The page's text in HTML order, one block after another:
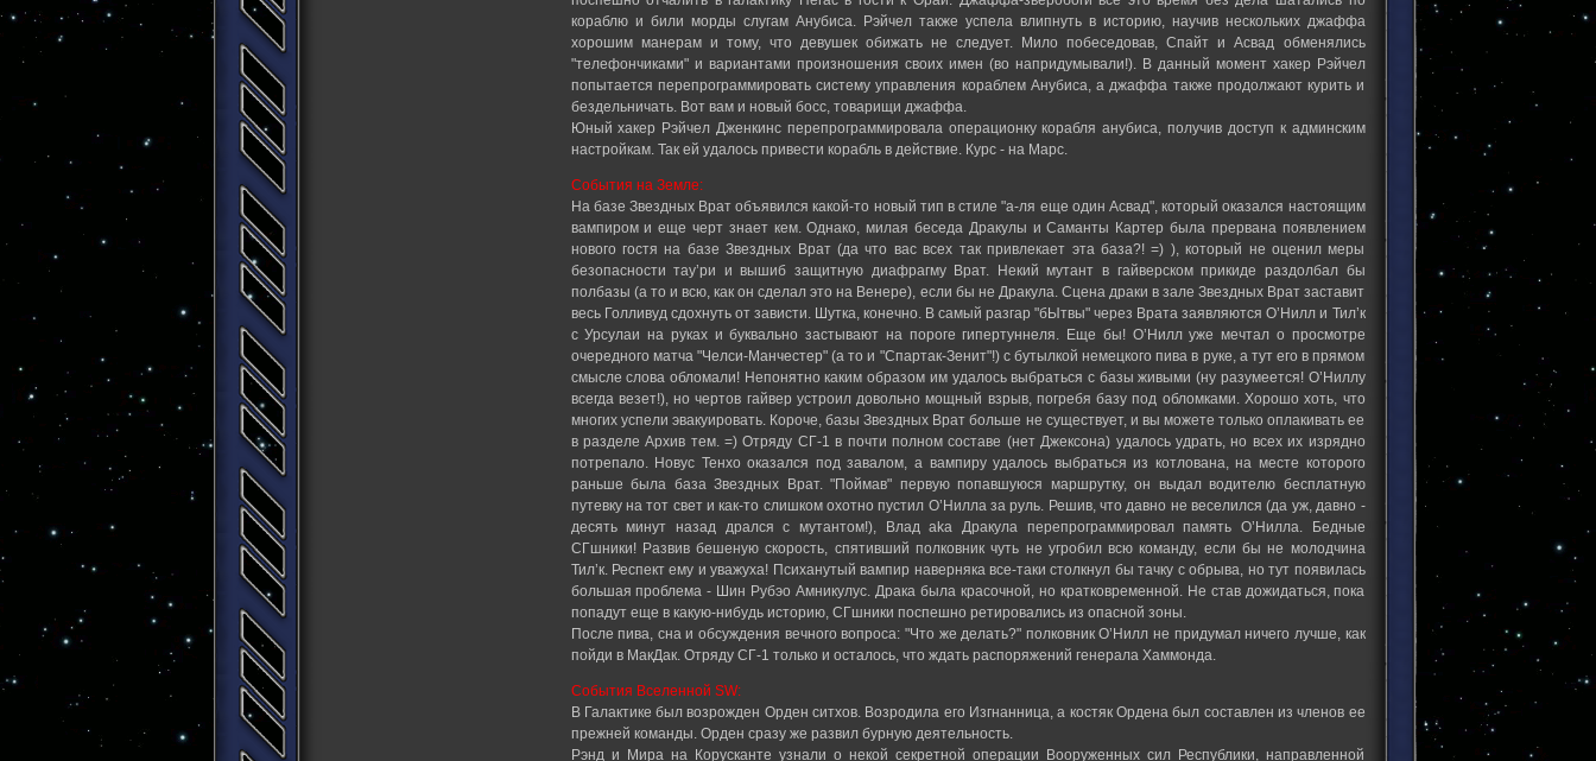
кораблю и били морды слугам Анубиса. Рэйчел также успела влипнуть в историю, научив нескольких джаффа
хорошим манерам и тому, что девушек обижать не следует. Мило побеседовав, Спайт и Асвад обменялись
"телефончиками" и вариантами произношения своих имен (во напридумывали!). В данный момент хакер Рэйчел
попытается перепрограммировать систему управления кораблем Анубиса, а джаффа также продолжают курить и
бездельничать. Вот вам и новый босс, товарищи джаффа.
Юный хакер Рэйчел Дженкинс перепрограммировала операционку корабля анубиса, получив доступ к админским
настройкам. Так ей удалось привести корабль в действие. Курс - на Марс.
События на Земле:
На базе Звездных Врат объявился какой-то новый тип в стиле "а-ля еще один Асвад", который оказался настоящим
вампиром и еще черт знает кем. Однако, милая беседа Дракулы и Саманты Картер была прервана появлением
нового гостя на базе Звездных Врат (да что вас всех так привлекает эта база?! =) ), который не оценил меры
безопасности тау’ри и вышиб защитную диафрагму Врат. Некий мутант в гайверском прикиде раздолбал бы
полбазы (а то и всю, как он сделал это на Венере), если бы не Дракула. Сцена драки в зале Звездных Врат заставит
весь Голливуд сдохнуть от зависти. Шутка, конечно. В самый разгар "бЫтвы" через Врата заявляются О’Нилл и Тил’к
с Урсулаи на руках и буквально застывают на пороге гипертуннеля. Еще бы! О’Нилл уже мечтал о просмотре
очередного матча "Челси-Манчестер" (а то и "Спартак-Зенит"!) с бутылкой немецкого пива в руке, а тут его в прямом
смысле слова обломали! Непонятно каким образом им удалось выбраться с базы живыми (ну разумеется! О’Ниллу
всегда везет!), но чертов гайвер устроил довольно мощный взрыв, погребя базу под обломками. Хорошо хоть, что
многих успели эвакуировать. Короче, базы Звездных Врат больше не существует, и вы можете только оплакивать ее
в разделе Архив тем. =) Отряду СГ-1 в почти полном составе (нет Джексона) удалось удрать, но всех их изрядно
потрепало. Новус Тенхо оказался под завалом, а вампиру удалось выбраться из котлована, на месте которого
раньше была база Звездных Врат. "Поймав" первую попавшуюся маршрутку, он выдал водителю бесплатную
путевку на тот свет и как-то слишком охотно пустил О’Нилла за руль. Решив, что давно не веселился (да уж, давно -
десять минут назад дрался с мутантом!), Влад aka Дракула перепрограммировал память О’Нилла. Бедные
СГшники! Развив бешеную скорость, спятивший полковник чуть не угробил всю команду, если бы не молодчина
Тил’к. Респект ему и уважуха! Психанутый вампир наверняка все-таки столкнул бы тачку с обрыва, но тут появилась
большая проблема - Шин Рубэо Амникулус. Драка была красочной, но кратковременной. Не став дожидаться, пока
попадут еще в какую-нибудь историю, СГшники поспешно ретировались из опасной зоны.
После пива, сна и обсуждения вечного вопроса: "Что же делать?" полковник О’Нилл не придумал ничего лучше, как
пойди в МакДак. Отряду СГ-1 только и осталось, что ждать распоряжений генерала Хаммонда.
События Вселенной SW:
В Галактике был возрожден Орден ситхов. Возродила его Изгнанница, а костяк Ордена был составлен из членов ее
прежней команды. Орден сразу же развил бурную деятельность.
Рэнд и Мира на Корусканте узнали о некой секретной операции Вооруженных сил Республики, направленной